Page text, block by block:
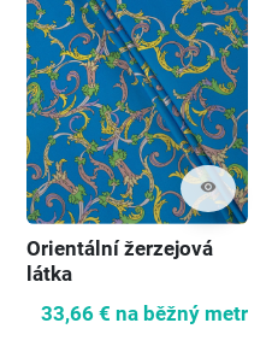
visibility
Orientální žerzejová
látka
33,66 € na běžný metr